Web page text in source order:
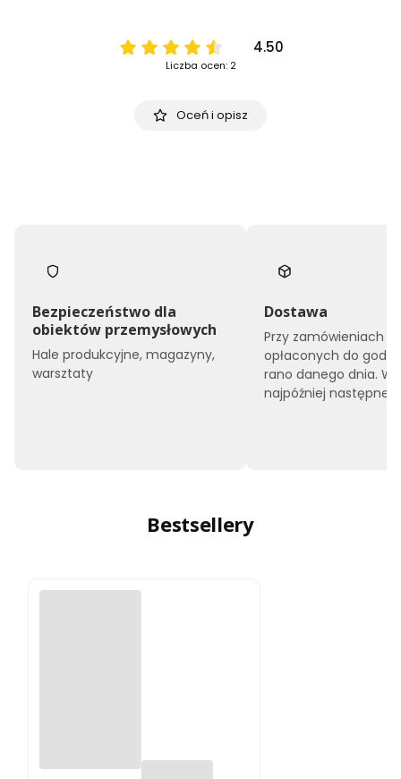
4.50
Liczba ocen: 2
Oceń i opisz
Bezpieczeństwo dla
obiektów przemysłowych
Hale produkcyjne, magazyny,
warsztaty
Dostawa
Przy zamówieniach
opłaconych do
rano danego dnia.
najpóźniej
Bestsellery